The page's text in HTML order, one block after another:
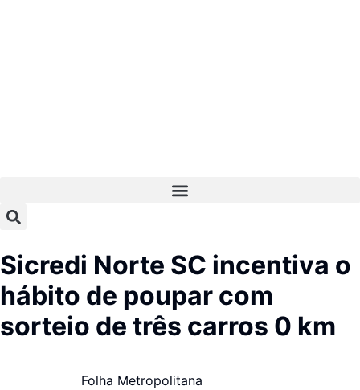
Sicredi Norte SC incentiva o
hábito de poupar com
sorteio de três carros 0 km
Folha Metropolitana